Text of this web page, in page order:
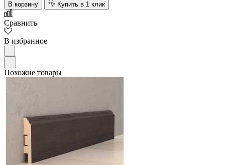
В корзину Купить в 1 клик
Сравнить
В избранное
Похожие товары